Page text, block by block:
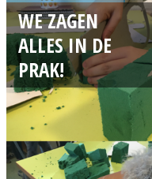
WE ZAGEN
ALLES IN DE
PRAK!